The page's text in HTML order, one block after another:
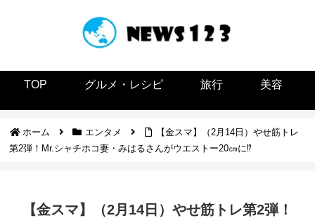
TOP グルメ・レシピ 旅行 美容
ホーム エンタメ
【金スマ】（2月14日）やせ筋トレ
第2弾！Mr.シャチホコ妻・みはるさんがウエストー20㎝に⁉
【金スマ】（2月14日）やせ筋トレ第2弾！